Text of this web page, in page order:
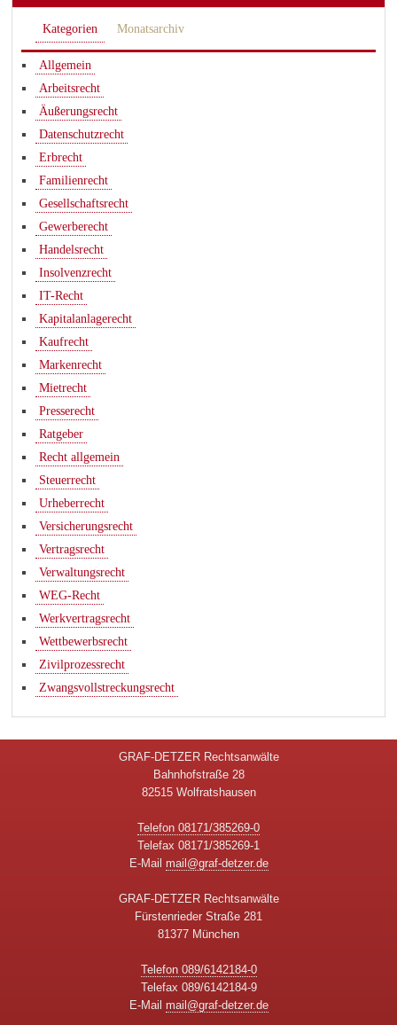
Kategorien Monatsarchiv
Allgemein
Arbeitsrecht
Äußerungsrecht
Datenschutzrecht
Erbrecht
Familienrecht
Gesellschaftsrecht
Gewerberecht
Handelsrecht
Insolvenzrecht
IT-Recht
Kapitalanlagerecht
Kaufrecht
Markenrecht
Mietrecht
Presserecht
Ratgeber
Recht allgemein
Steuerrecht
Urheberrecht
Versicherungsrecht
Vertragsrecht
Verwaltungsrecht
WEG-Recht
Werkvertragsrecht
Wettbewerbsrecht
Zivilprozessrecht
Zwangsvollstreckungsrecht
GRAF-DETZER Rechtsanwälte
Bahnhofstraße 28
82515 Wolfratshausen
Telefon 08171/385269-0
Telefax 08171/385269-1
E-Mail mail@graf-detzer.de
GRAF-DETZER Rechtsanwälte
Fürstenrieder Straße 281
81377 München
Telefon 089/6142184-0
Telefax 089/6142184-9
E-Mail mail@graf-detzer.de